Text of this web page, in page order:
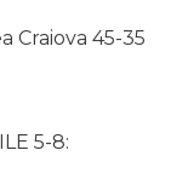
Craiova 45-35
5-8: